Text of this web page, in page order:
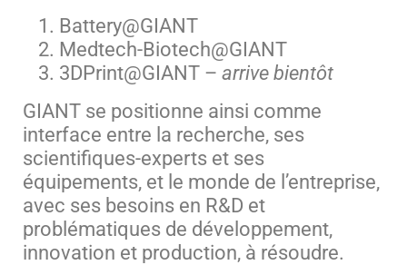
Battery@GIANT
Medtech-Biotech@GIANT
3DPrint@GIANT – arrive bientôt
GIANT se positionne ainsi comme
interface entre la recherche, ses
scientifiques-experts et ses
équipements, et le monde de l’entreprise,
avec ses besoins en R&D et
problématiques de développement,
innovation et production, à résoudre.